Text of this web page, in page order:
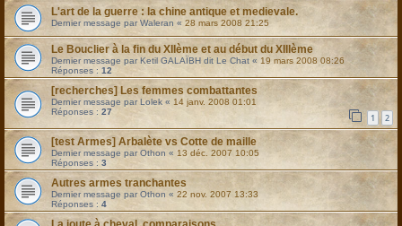
L'art de la guerre : la chine antique et medievale.
Dernier message parWaleran « 28 mars 2008 21:25
Le Bouclier à la fin du XIIème et au début du XIIIème
Dernier message par Ketil GALAÏBH dit Le Chat « 19 mars 2008 08:26
Réponses : 12
[recherches] Les femmes combattantes
Dernier message par Lolek « 14 janv. 2008 01:01
Réponses : 27 1 2
[test Armes] Arbalète vs Cotte de maille
Dernier message parOthon « 13 déc. 2007 10:05
Réponses : 3
Autres armes tranchantes
Dernier message parOthon « 22 nov. 2007 13:33
Réponses : 4